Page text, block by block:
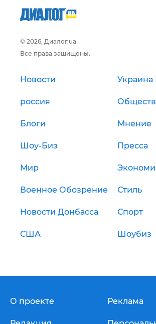
© 2026, Диалог.ua
Все права защищены.
Новости Украина
россия
Блоги Мнение
Шоу-Биз Пресса
Мир
Военное Обозрение Стиль
Новости Донбасса Спорт
США Шоубиз
О проекте Реклама